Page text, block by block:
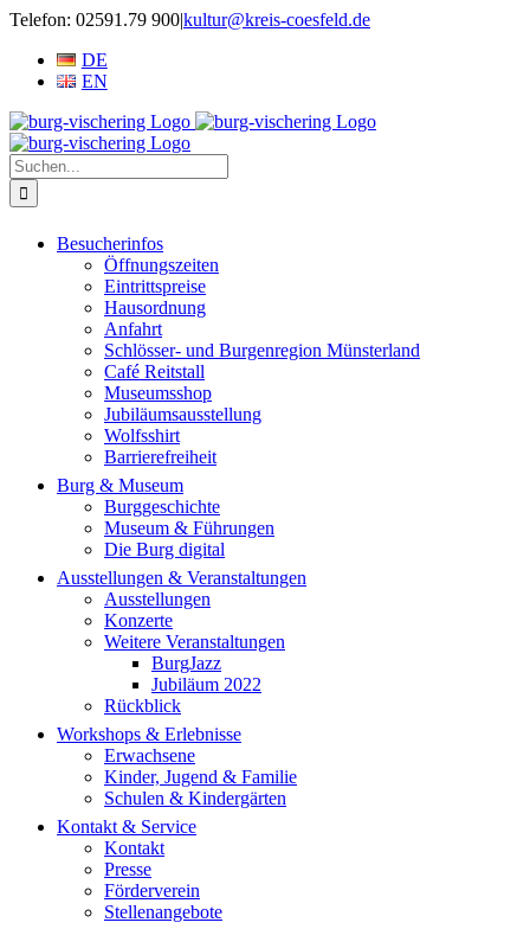
Zum
springen
Telefon: 02591.79 900|kultur@kreis-coesfeld.de
DE
EN
Suche
nach:
Besucherinfos
Öffnungszeiten
Eintrittspreise
Hausordnung
Anfahrt
Schlösser- und Burgenregion Münsterland
Café Reitstall
Museumsshop
Jubiläumsausstellung
Wolfsshirt
Barrierefreiheit
Burg & Museum
Burggeschichte
Museum & Führungen
Die Burg digital
Ausstellungen & Veranstaltungen
Ausstellungen
Konzerte
Weitere Veranstaltungen
BurgJazz
Jubiläum 2022
Rückblick
Workshops & Erlebnisse
Erwachsene
Kinder, Jugend & Familie
Schulen & Kindergärten
Kontakt & Service
Kontakt
Presse
Förderverein
Stellenangebote